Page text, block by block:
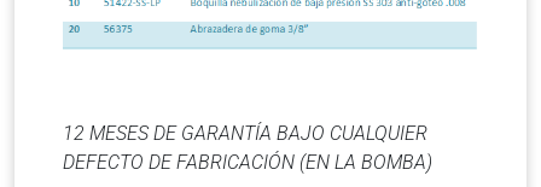
12 MESES DE GARANTÍA BAJO CUALQUIER
DEFECTO DE FABRICACIÓN (EN LA BOMBA)